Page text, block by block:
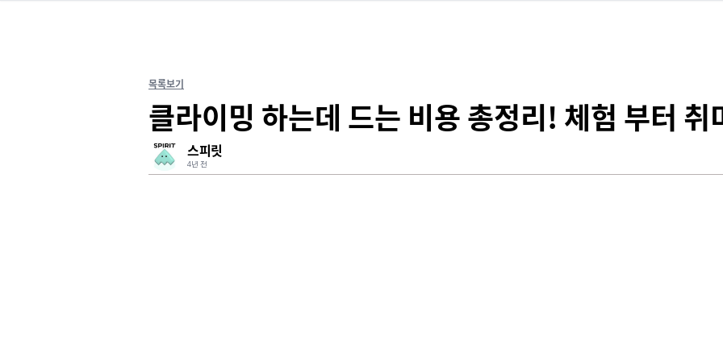
목록보기
클라이밍 하는데 드는 비용 총정리! 체험 부터 취
스피릿
4년 전